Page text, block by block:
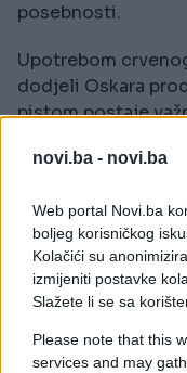
novi.ba - novi.ba
Web portal Novi.ba
boljeg korisničkog
Kolačići su
izmijeniti postavke
Slažete li se sa
Please note that this
services and may
posebnosti.
Upotrebom
dodjeli Oskara
pistom postaje
Tako je započeo
rezervisan samo
Na mnogim
pored glumaca
muzičari, modeli,
stvari.